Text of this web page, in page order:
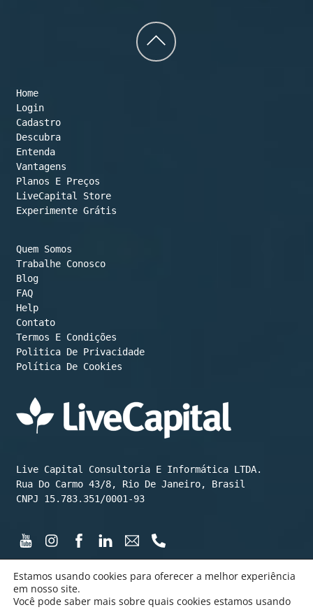
Back
Home
Login
Cadastro
Descubra
Entenda
Vantagens
Planos E Preços
LiveCapital Store
Experimente Grátis
Quem Somos
Trabalhe Conosco
Blog
FAQ
Help
Contato
Termos E Condições
Política De Cookies
Live Capital Consultoria E Informática LTDA.
Rua Do Carmo 43/8, Rio De Janeiro, Brasil
CNPJ 15.783.351/0001-93
©️ LiveCapital 2015 até hoje
Estamos usando cookies para oferecer a melhor experiência
em nosso site.
Você pode saber mais sobre quais cookies estamos usando